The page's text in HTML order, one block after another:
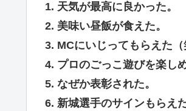
1. 天気が最高に良かった。
2. 美味い昼飯が食えた。
3. MCにいじってもらえた（
4. プロのごっこ遊びを楽しめ
5. なぜか表彰された。
6. 新城選手のサインもらえた